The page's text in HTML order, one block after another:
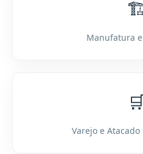
Manufatura
Varejo e